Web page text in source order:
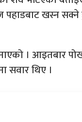
खस्न
। आइतबार
सवार थिए ।